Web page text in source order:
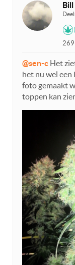
269
@sen-c Het
het nu wel een
foto gemaakt
toppen kan